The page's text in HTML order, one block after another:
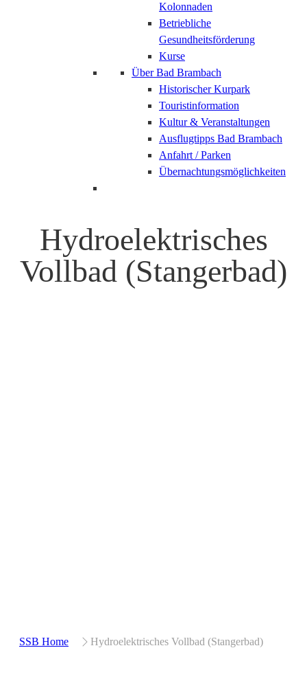
Kolonnaden
Betriebliche
Gesundheitsförderung
Kurse
Über Bad Brambach
Historischer Kurpark
Touristinformation
Kultur & Veranstaltungen
Ausflugtipps Bad Brambach
Anfahrt / Parken
Übernachtungsmöglichkeiten
Hydroelektrisches
Vollbad (Stangerbad)
SSB Home Hydroelektrisches Vollbad (Stangerbad)